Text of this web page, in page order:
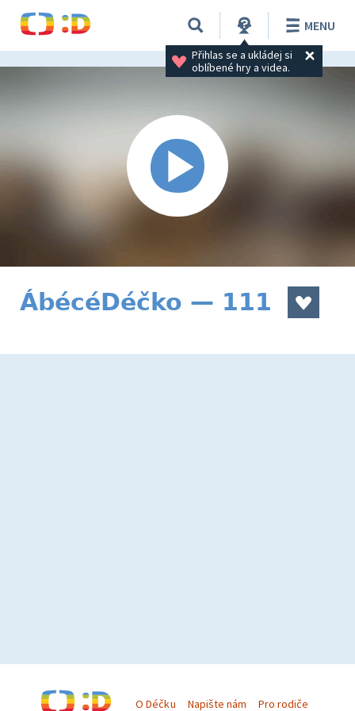
Přihlas se a ukládej si
oblíbené hry a videa.
MENU
ÁbécéDéčko — 111
O Déčku Napište nám Pro rodiče